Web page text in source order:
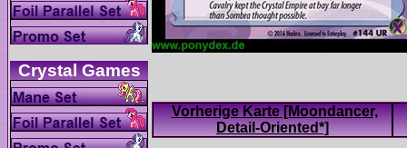
Vorherige Karte [Moondancer,